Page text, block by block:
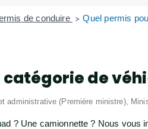
de conduire > Quel permis
de
administrative (Première ministre),
? Une camionnette ? Nous vous